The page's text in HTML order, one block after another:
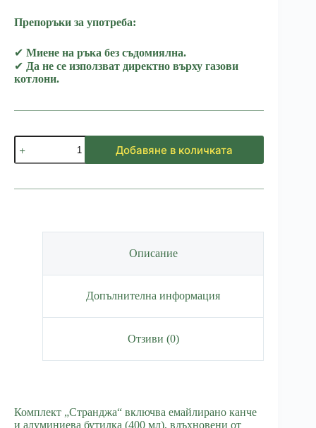
Препоръки за употреба:
✔ Миене на ръка без съдомиялна.
✔ Да не се използват директно върху газови
котлони.
количество
за
Комплект
Добавяне в количката
Описание
Допълнителна информация
Отзиви (0)
Комплект „Странджа“ включва емайлирано канче
и алуминиева бутилка (400 мл), вдъхновени от